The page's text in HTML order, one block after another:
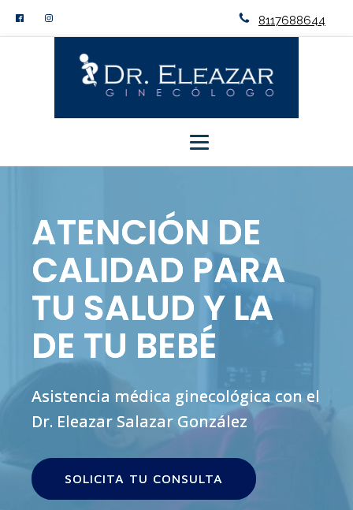
8117688644
ATENCIÓN DE
CALIDAD PARA
TU SALUD Y LA
DE TU BEBÉ
Asistencia médica ginecológica con el
Dr. Eleazar Salazar González
SOLICITA TU CONSULTA